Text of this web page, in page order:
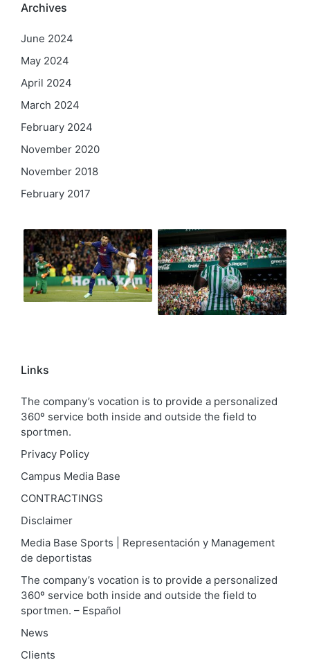
Archives
June 2024
May 2024
April 2024
March 2024
February 2024
November 2020
November 2018
February 2017
Links
The company’s vocation is to provide a personalized
360º service both inside and outside the field to
sportmen.
Privacy Policy
Campus Media Base
CONTRACTINGS
Disclaimer
Media Base Sports | Representación y Management
de deportistas
The company’s vocation is to provide a personalized
360º service both inside and outside the field to
sportmen. – Español
News
Clients